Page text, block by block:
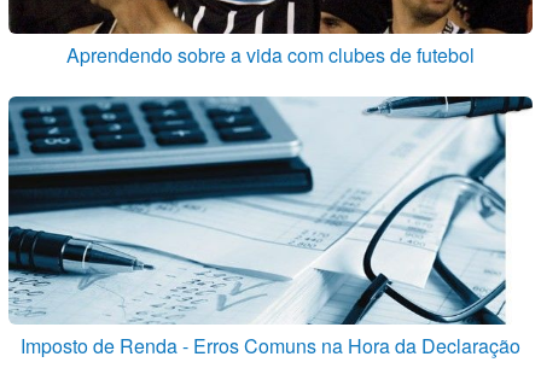
Aprendendo sobre a vida com clubes de futebol
Imposto de Renda - Erros Comuns na Hora da Declaração